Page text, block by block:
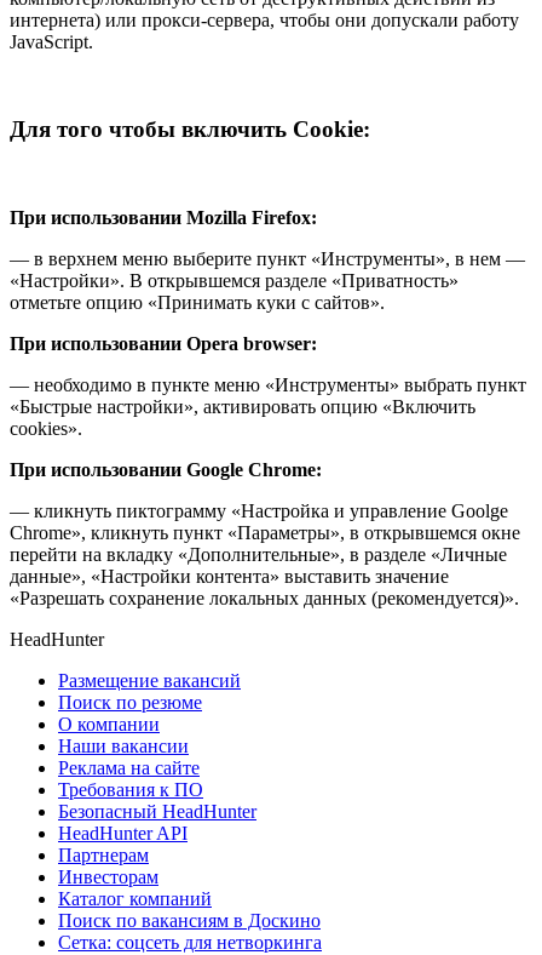
интернета) или прокси-сервера, чтобы они допускали работу
JavaScript.
Для того чтобы включить Cookie:
При использовании Mozilla Firefox:
— в верхнем меню выберите пункт «Инструменты», в нем —
«Настройки». В открывшемся разделе «Приватность»
отметьте опцию «Принимать куки с сайтов».
При использовании Opera browser:
— необходимо в пункте меню «Инструменты» выбрать пункт
«Быстрые настройки», активировать опцию «Включить
cookies».
При использовании Google Chrome:
— кликнуть пиктограмму «Настройка и управление Goolge
Chrome», кликнуть пункт «Параметры», в открывшемся окне
перейти на вкладку «Дополнительные», в разделе «Личные
данные», «Настройки контента» выставить значение
«Разрешать сохранение локальных данных (рекомендуется)».
HeadHunter
Размещение вакансий
Поиск по резюме
О компании
Наши вакансии
Реклама на сайте
Требования к ПО
Безопасный HeadHunter
HeadHunter API
Партнерам
Инвесторам
Каталог компаний
Поиск по вакансиям в Доскино
Сетка: соцсеть для нетворкинга